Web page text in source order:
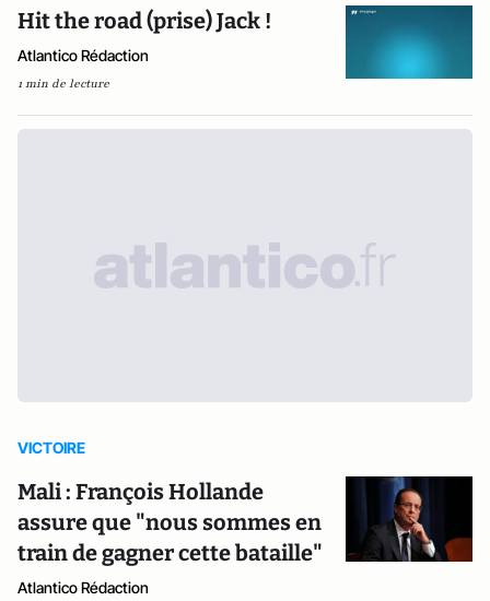
Hit the road (prise) Jack !
Atlantico Rédaction
1 min de lecture
VICTOIRE
Mali : François Hollande
assure que "nous sommes en
train de gagner cette bataille"
Atlantico Rédaction